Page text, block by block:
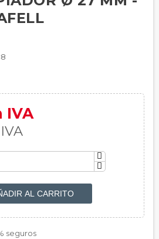
IVA
AL CARRITO
seguros